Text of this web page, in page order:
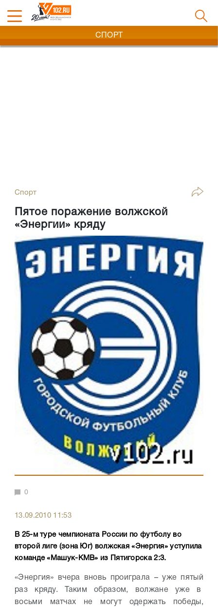
СПОРТ
Спорт
Пятое поражение волжской
«Энергии» кряду
0
13.09.2010 11:53
В 25-м туре чемпионата России по футболу во
второй лиге (зона Юг) волжская «Энергия» уступила
команде «Машук-КМВ» из Пятигорска 2:3.
«Энергия» вчера вновь проиграла – уже пятый
раз кряду. Таким образом, волжане уже в
восьми матчах не могут одержать победы,